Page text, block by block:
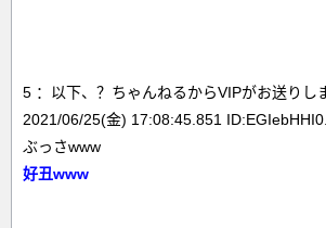
5 ：以下、？ちゃんねるからVIPがお送りし
2021/06/25(金) 17:08:45.851
ぶっさwww
好丑www